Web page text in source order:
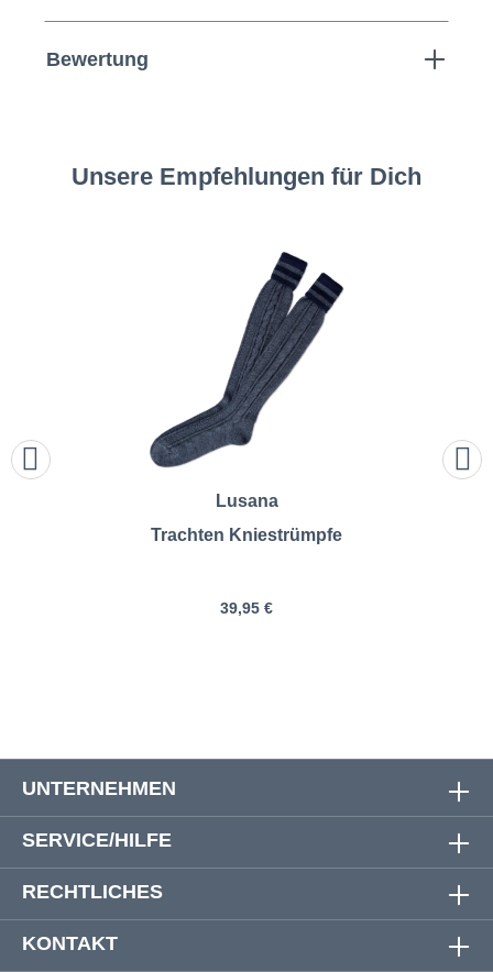
Bewertung
Unsere Empfehlungen für Dich
Lusana
Trachten Kniestrümpfe
39,95 €
UNTERNEHMEN
SERVICE/HILFE
RECHTLICHES
KONTAKT